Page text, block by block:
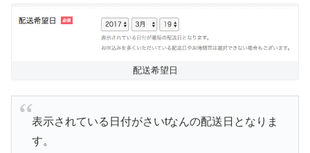
配送希望日
表示されている日付がさいtなんの配送日となりま
す。